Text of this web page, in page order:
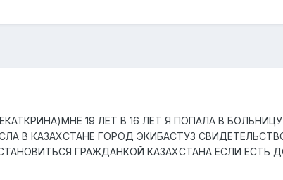
19 ЛЕТ В 16 ЛЕТ Я ПОПАЛА В
В КАЗАХСТАНЕ ГОРОД ЭКИБАСТУЗ
ГРАЖДАНКОЙ КАЗАХСТАНА ЕСЛИ